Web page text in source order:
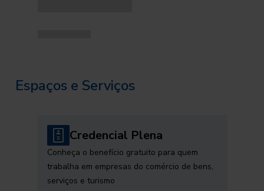
Espaços e Serviços
Credencial Plena
Conheça o benefício gratuito para quem
trabalha em empresas do comércio de bens,
serviços e turismo